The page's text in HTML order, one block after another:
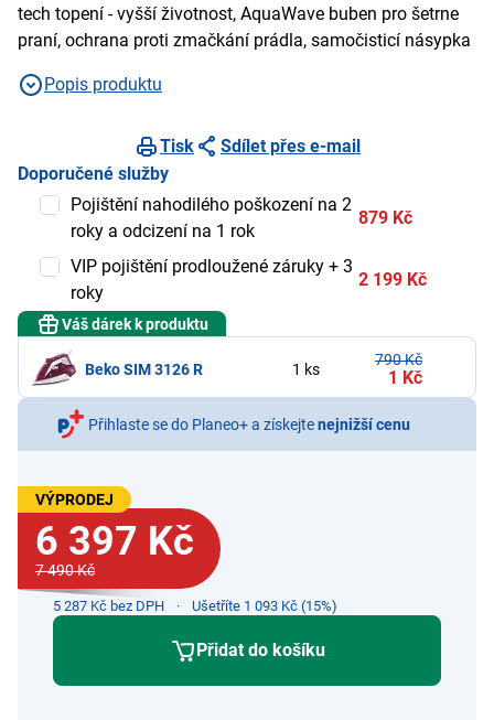
tech topení - vyšší životnost, AquaWave buben pro šetrne
praní, ochrana proti zmačkání prádla, samočisticí násypka
Popis produktu
Tisk
Sdílet přes e-mail
Doporučené služby
Pojištění nahodilého poškození na 2
roky a odcizení na 1 rok
879 Kč
VIP pojištění prodloužené záruky + 3
roky
2 199 Kč
Váš dárek k produktu
Beko SIM 3126 R 1 ks
790 Kč
1 Kč
Přihlaste se do Planeo+ a získejtenejnižší cenu
VÝPRODEJ
6 397 Kč
7 490 Kč
5 287 Kč bez DPH Ušetříte 1 093 Kč (15%)
Přidat do košíku